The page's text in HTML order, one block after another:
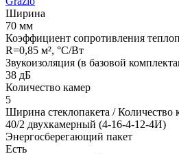
Ширина
70 мм
Коэффициент сопротивления
R=0,85 м², °С/Вт
Звукоизоляция (в базовой
38 дБ
Количество камер
5
Ширина стеклопакета / Количество
40/2 двухкамерный (4-16-4-12-4И)
Энергосберегающий пакет
Есть